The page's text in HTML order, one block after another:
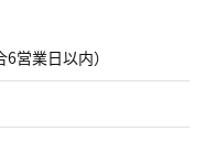
営業日以内）